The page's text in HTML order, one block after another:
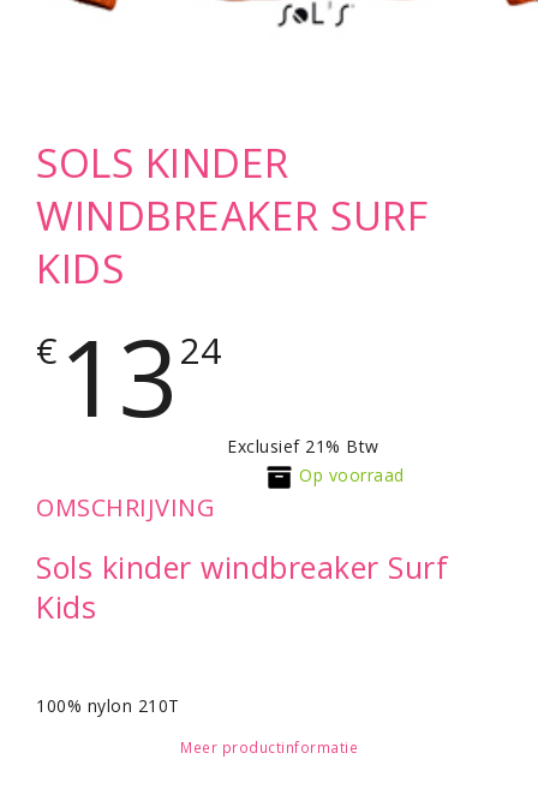
SOLS KINDER
WINDBREAKER SURF
KIDS
€ 1324
Exclusief 21% Btw
Op voorraad
OMSCHRIJVING
Sols kinder windbreaker Surf
Kids
100% nylon 210T
Kinder windbreaker, waterdicht met ventilatiegaten,
Meer productinformatie